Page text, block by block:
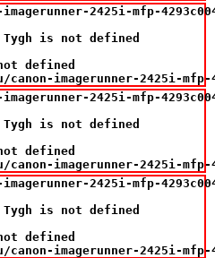
2425i-mfp-
Tygh is not defined
defined
canon-imagerunner-2425i-
2425i-mfp-
Tygh is not defined
defined
canon-imagerunner-2425i-
2425i-mfp-
Tygh is not defined
defined
canon-imagerunner-2425i-